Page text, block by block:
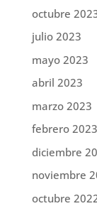
octubre
julio 2023
mayo 2023
abril 2023
marzo 2023
febrero 2023
diciembre
noviembre
octubre